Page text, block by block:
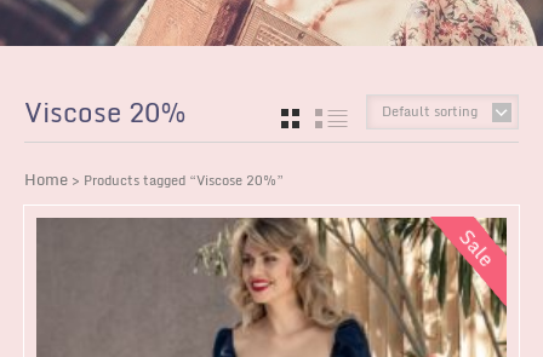
Viscose 20% Default sorting
GRID LIST
Home > Products tagged “Viscose 20%”